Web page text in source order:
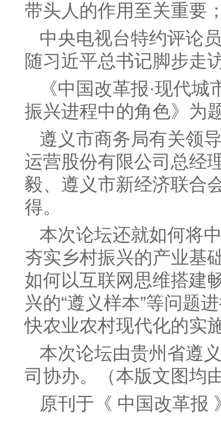
带头人的作用至关重要
中央电视台特约评论
随习近平总书记脚步走
《中国改革报·现代
振兴进程中的角色》为
遵义市商务局有关领
运营股份有限公司总经
毅、遵义市新经济联合
得。
本次论坛还就如何将
夯实乡村振兴的产业基
如何以互联网思维搭建
兴的“遵义样本”等问题
快农业农村现代化的实
本次论坛由贵州省遵
司协办。（本版文图均
原刊于《 中国改革报